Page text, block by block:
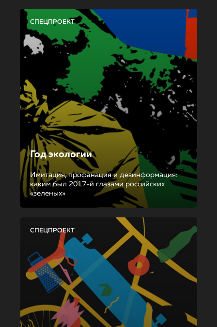
СПЕЦПРОЕКТ
Год экологии
Имитация, профанация и дезинформация:
каким был 2017-й глазами российских
«зеленых»
СПЕЦПРОЕКТ